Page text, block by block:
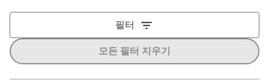
필터
모든 필터 지우기